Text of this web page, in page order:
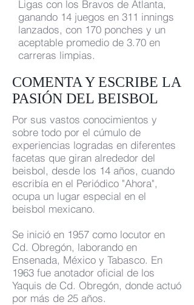
Ligas con los Bravos de Atlanta,
ganando 14 juegos en 311 innings
lanzados, con 170 ponches y un
aceptable promedio de 3.70 en
carreras limpias.
COMENTA Y ESCRIBE LA
PASIÓN DEL BEISBOL
Por sus vastos conocimientos y
sobre todo por el cúmulo de
experiencias logradas en diferentes
facetas que giran alrededor del
beisbol, desde los 14 años, cuando
escribía en el Periódico "Ahora",
ocupa un lugar especial en el
beisbol mexicano.
Se inició en 1957 como locutor en
Cd. Obregón, laborando en
Ensenada, México y Tabasco. En
1963 fue anotador oficial de los
Yaquis de Cd. Obregón, donde actuó
por más de 25 años.